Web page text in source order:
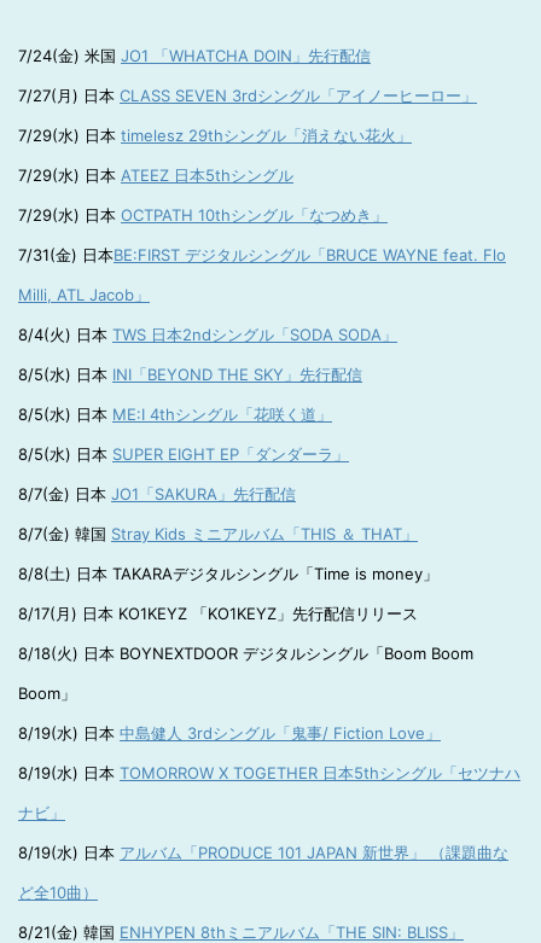
7/24(金) 米国 JO1 「WHATCHA DOIN」先行配信
7/27(月) 日本 CLASS SEVEN 3rdシングル「アイノーヒーロー」
7/29(水) 日本 timelesz 29thシングル「消えない花火」
7/29(水) 日本 ATEEZ 日本5thシングル
7/29(水) 日本 OCTPATH 10thシングル「なつめき」
7/31(金) 日本BE:FIRST デジタルシングル「BRUCE WAYNE feat. Flo
Milli, ATL Jacob」
8/4(火) 日本 TWS 日本2ndシングル「SODA SODA」
8/5(水) 日本 INI「BEYOND THE SKY」先行配信
8/5(水) 日本 ME:I 4thシングル「花咲く道」
8/5(水) 日本 SUPER EIGHT EP「ダンダーラ」
8/7(金) 日本 JO1「SAKURA」先行配信
8/7(金) 韓国 Stray Kids ミニアルバム「THIS ＆ THAT」
8/8(土) 日本 TAKARAデジタルシングル「Time is money」
8/17(月) 日本 KO1KEYZ 「KO1KEYZ」先行配信リリース
8/18(火) 日本 BOYNEXTDOOR デジタルシングル「Boom Boom
Boom」
8/19(水) 日本 中島健人 3rdシングル「鬼事/ Fiction Love」
8/19(水) 日本 TOMORROW X TOGETHER 日本5thシングル「セツナハ
ナビ」
8/19(水) 日本 アルバム「PRODUCE 101 JAPAN 新世界」 （課題曲な
ど全10曲）
8/21(金) 韓国 ENHYPEN 8thミニアルバム「THE SIN: BLISS」